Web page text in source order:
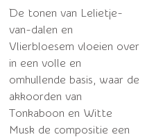
De tonen van Lelietje-
van-dalen en
Vlierbloesem vloeien over
in een volle en
omhullende basis, waar de
akkoorden van
Tonkaboon en Witte
Musk de compositie een